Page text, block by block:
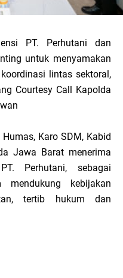
PT. Perhutani dan
untuk menyamakan
lintas sektoral,
Courtesy Call Kapolda
Karo SDM, Kabid
Jawa Barat menerima
Perhutani, sebagai
mendukung kebijakan
tertib hukum dan